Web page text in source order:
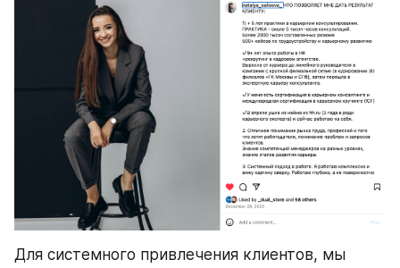
Для системного привлечения клиентов, мы